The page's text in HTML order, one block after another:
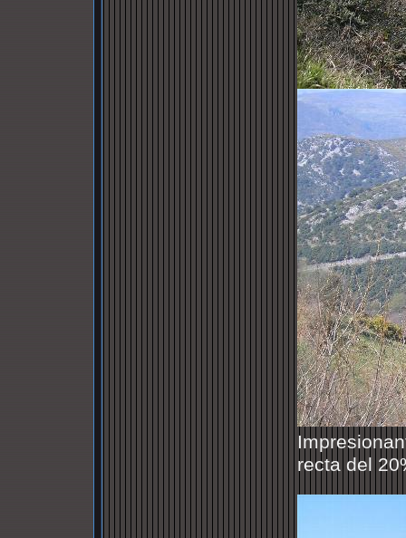
recta del